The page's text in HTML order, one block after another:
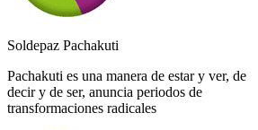
Soldepaz Pachakuti
Pachakuti es una manera de estar y ver, de
decir y de ser, anuncia periodos de
transformaciones radicales